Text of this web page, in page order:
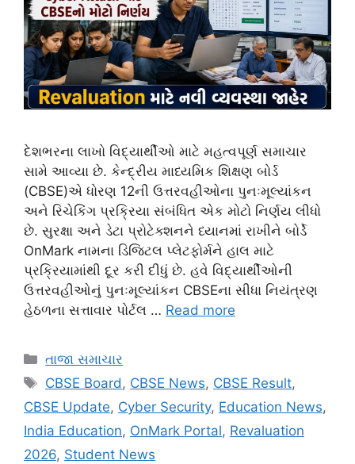
દેશભરના લાખો વિદ્યાર્થીઓ માટે મહત્વપૂર્ણ સમાચાર
સામે આવ્યા છે. કેન્દ્રીય માધ્યમિક શિક્ષણ બોર્ડ
(CBSE)એ ધોરણ 12ની ઉત્તરવહીઓના પુનઃમૂલ્યાંકન
અને રિચેકિંગ પ્રક્રિયા સંબંધિત એક મોટો નિર્ણય લીધો
છે. સુરક્ષા અને ડેટા પ્રોટેક્શનને ધ્યાનમાં રાખીને બોર્ડે
OnMark નામના ડિજિટલ પ્લેટફોર્મને હાલ માટે
પ્રક્રિયામાંથી દૂર કરી દીધું છે. હવે વિદ્યાર્થીઓની
ઉત્તરવહીઓનું પુનઃમૂલ્યાંકન CBSEના સીધા નિયંત્રણ
હેઠળના સત્તાવાર પોર્ટલ … Read more
Categories
તાજા સમાચાર
Tags
CBSE Board, CBSE News, CBSE Result,
CBSE Update, Cyber Security, Education News,
India Education, OnMark Portal, Revaluation
2026, Student News